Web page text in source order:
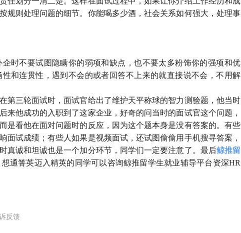
规则处理问题的细节。你能喝多少酒，社会关系如何强大，处理事
时不要试图隐瞒你的弱项和缺点，也不要太多粉饰你的强项和优
和连贯性，遇到不会的或者回答不上来的就直接说不会，不用解
第三轮面试时，面试官给出了维护天平称球的智力测验题，他当时
来他成功的入职到了这家企业，好奇的问当时的面试官这个问题，
是看他在面对问题时的反应，因为这个题本身是没有答案的。有些
面试成绩；有些人如果是视频面试，还试图偷偷用手机搜寻答案，
真诚和坦诚也是一个加分环节，同学们一定要注意了。最后鲸推留
通箐英迈入精英的同学可以咨询鲸推留学生就业辅导平台资深HR
反馈